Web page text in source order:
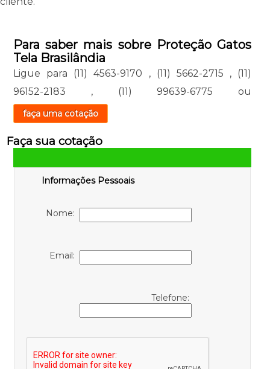
Para saber mais sobre Proteção Gatos
Tela Brasilândia
Ligue para (11) 4563-9170 , (11) 5662-2715 , (11)
96152-2183
, (11) 99639-6775 ou
faça uma cotação
Faça sua cotação
Informações Pessoais
Nome:
Email:
Telefone: